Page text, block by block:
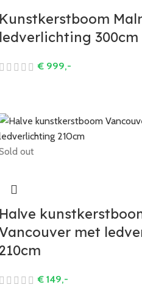
Kunstkerstboom
ledverlichting 300cm
€ 999,-
out
Halve
met
210cm
€ 149,-